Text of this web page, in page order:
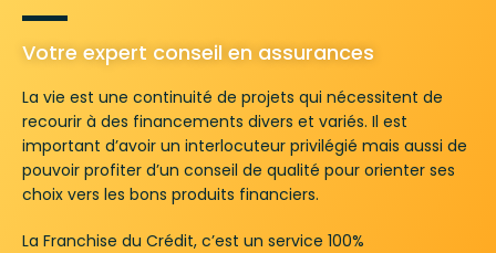
Votre expert conseil en assurances
La vie est une continuité de projets qui nécessitent de
recourir à des financements divers et variés. Il est
important d’avoir un interlocuteur privilégié mais aussi de
pouvoir profiter d’un conseil de qualité pour orienter ses
choix vers les bons produits financiers.
La Franchise du Crédit, c’est un service 100%